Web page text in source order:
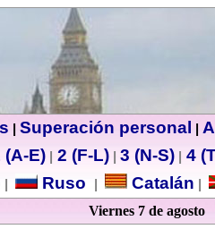
Superación personal
(A-E) 2 (F-L) 3 (N-S)
4
Ruso Catalán
Viernes 7 de agosto